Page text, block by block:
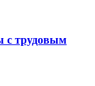
с трудовым